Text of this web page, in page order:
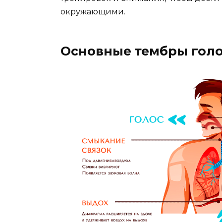
окружающими.
Основные тембры